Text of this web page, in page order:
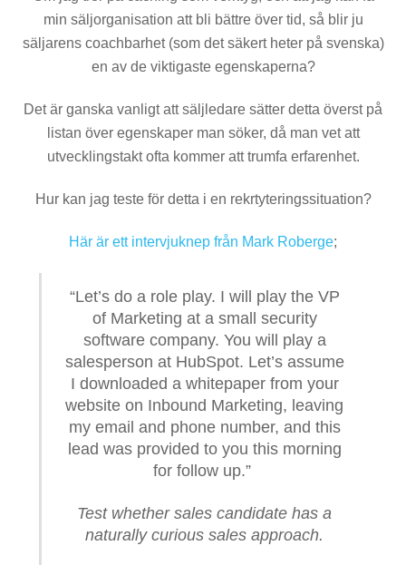
min säljorganisation att bli bättre över tid, så blir ju
säljarens coachbarhet (som det säkert heter på svenska)
en av de viktigaste egenskaperna?
Det är ganska vanligt att säljledare sätter detta överst på
listan över egenskaper man söker, då man vet att
utvecklingstakt ofta kommer att trumfa erfarenhet.
Hur kan jag teste för detta i en rekrtyteringssituation?
Här är ett intervjuknep från Mark Roberge;
“Let’s do a role play. I will play the VP
of Marketing at a small security
software company. You will play a
salesperson at HubSpot. Let’s assume
I downloaded a whitepaper from your
website on Inbound Marketing, leaving
my email and phone number, and this
lead was provided to you this morning
for follow up.”
Test whether sales candidate has a
naturally curious sales approach.